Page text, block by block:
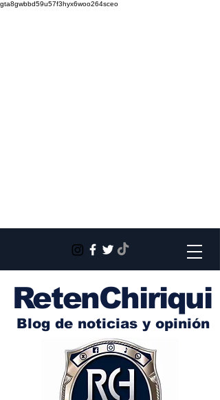
gta8gwbbd59u57f3hyx6woo264sceo
RetenChiriqui
Blog de noticias y opinión